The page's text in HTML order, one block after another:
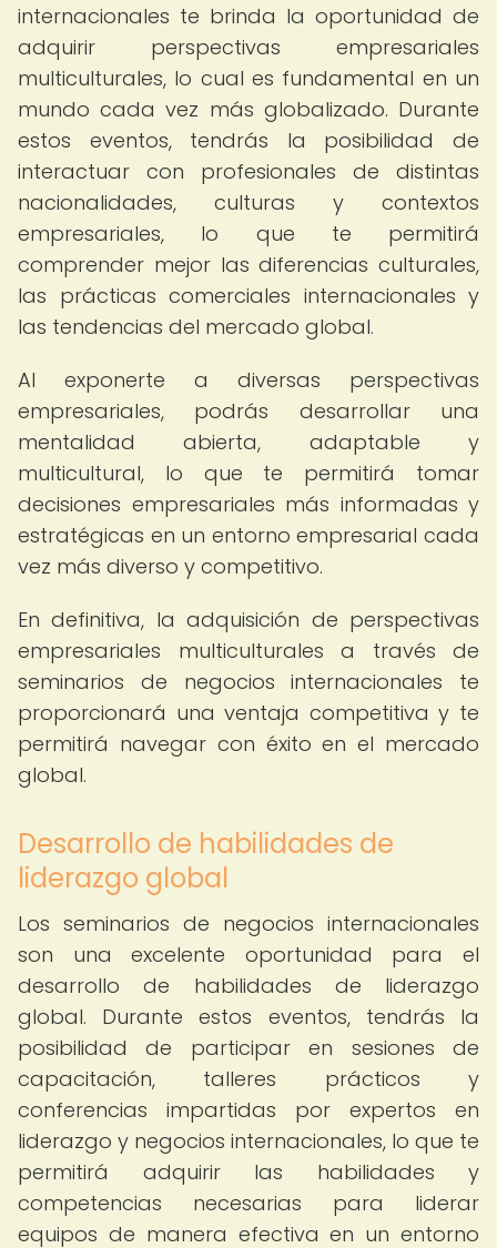
internacionales te brinda la oportunidad de
adquirir perspectivas empresariales
multiculturales, lo cual es fundamental en un
mundo cada vez más globalizado. Durante
estos eventos, tendrás la posibilidad de
interactuar con profesionales de distintas
nacionalidades, culturas y contextos
empresariales, lo que te permitirá
comprender mejor las diferencias culturales,
las prácticas comerciales internacionales y
las tendencias del mercado global.
Al exponerte a diversas perspectivas
empresariales, podrás desarrollar una
mentalidad abierta, adaptable y
multicultural, lo que te permitirá tomar
decisiones empresariales más informadas y
estratégicas en un entorno empresarial cada
vez más diverso y competitivo.
En definitiva, la adquisición de perspectivas
empresariales multiculturales a través de
seminarios de negocios internacionales te
proporcionará una ventaja competitiva y te
permitirá navegar con éxito en el mercado
global.
Desarrollo de habilidades de
liderazgo global
Los seminarios de negocios internacionales
son una excelente oportunidad para el
desarrollo de habilidades de liderazgo
global. Durante estos eventos, tendrás la
posibilidad de participar en sesiones de
capacitación, talleres prácticos y
conferencias impartidas por expertos en
liderazgo y negocios internacionales, lo que te
permitirá adquirir las habilidades y
competencias necesarias para liderar
equipos de manera efectiva en un entorno